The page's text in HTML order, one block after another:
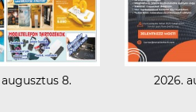
augusztus 8. 2026.